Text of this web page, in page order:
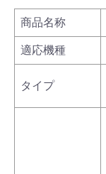
商品名称
適応機種
タイプ